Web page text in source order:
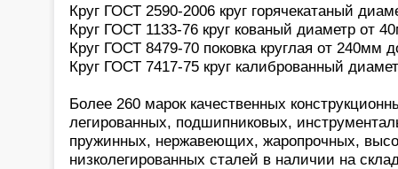
Круг ГОСТ 2590-2006 круг горячекатаный
Круг ГОСТ 1133-76 круг кованый диаметр от
Круг ГОСТ 8479-70 поковка круглая от 240мм
Круг ГОСТ 7417-75 круг калиброванный
Более 260 марок качественных
легированных, подшипниковых,
пружинных, нержавеющих, жаропрочных,
низколегированных сталей в наличии на